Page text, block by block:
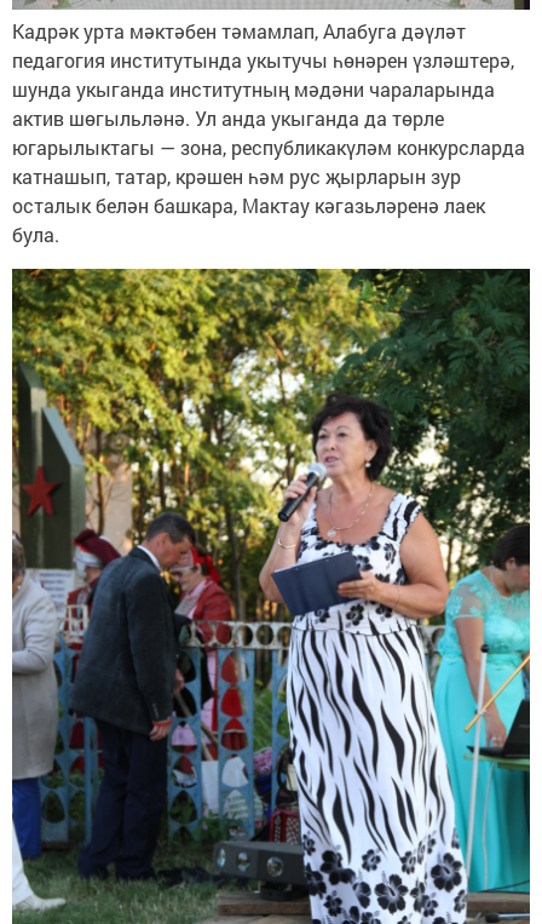
Кадрәк урта мәктәбен тәмамлап, Алабуга дәүләт
педагогия институтында укытучы һөнәрен үзләштерә,
шунда укыганда институтның мәдәни чараларында
актив шөгыльләнә. Ул анда укыганда да төрле
югарылыктагы — зона, республикакүләм конкурсларда
катнашып, татар, крәшен һәм рус җырларын зур
осталык белән башкара, Мактау кәгазьләренә лаек
була.